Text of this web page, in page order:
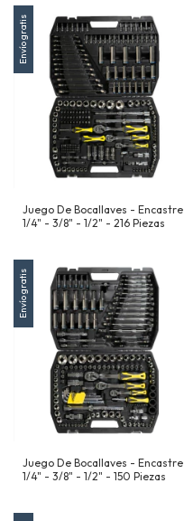
Envío gratis
Juego De Bocallaves - Encastre
1/4" - 3/8" - 1/2" - 216 Piezas
Envío gratis
Juego De Bocallaves - Encastre
1/4" - 3/8" - 1/2" - 150 Piezas